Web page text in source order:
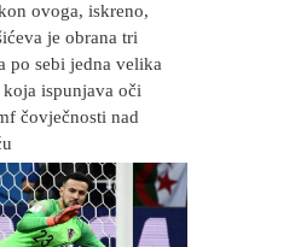
ovoga, iskreno,
je obrana tri
po sebi jedna velika
ispunjava oči
čovječnosti nad